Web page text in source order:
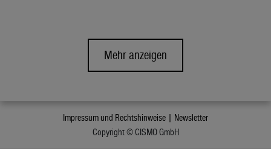
Mehr anzeigen
Impressum und Rechtshinweise | Newsletter
Copyright © CISMO GmbH